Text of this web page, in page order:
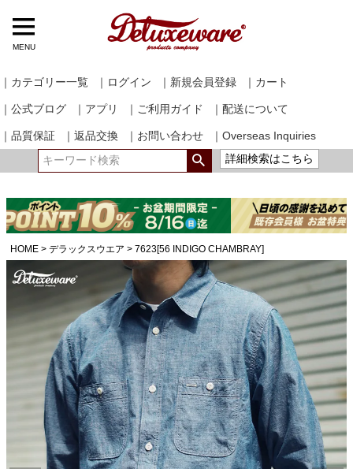
MENU
｜カテゴリー一覧 ｜ログイン ｜新規会員登録 ｜カート
｜公式ブログ ｜アプリ ｜ご利用ガイド ｜配送について
｜品質保証 ｜返品交換 ｜お問い合わせ
｜Overseas Inquiries
詳細検索はこちら
HOME デラックスウエア 7623[56 INDIGO CHAMBRAY]